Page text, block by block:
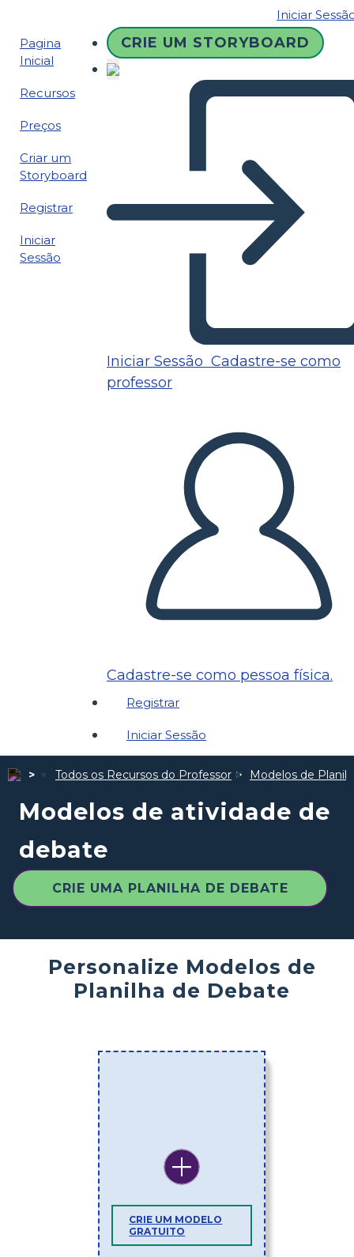
Iniciar
Pagina
Inicial
Recursos
Preços
Criar um
Storyboard
Registrar
Iniciar
Sessão
CRIE UM STORYBOARD
Iniciar Sessão Cadastre-se como
professor
Cadastre-se como pessoa física.
Registrar
Iniciar Sessão
Todos os Recursos do Professor Modelos de
Modelos de atividade de
debate
CRIE UMA PLANILHA DE DEBATE
Personalize Modelos de
Planilha de Debate
CRIE UM MODELO
GRATUITO